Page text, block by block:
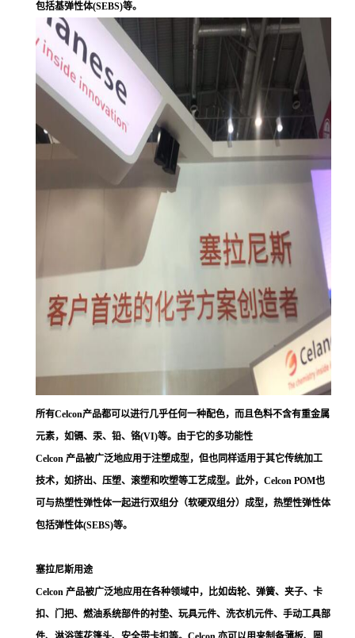
包括基弹性体(SEBS)等。
所有Celcon产品都可以进行几乎任何一种配色，而且色料不含有重金属
元素，如镉、汞、铅、铬(VI)等。由于它的多功能性
Celcon 产品被广泛地应用于注塑成型，但也同样适用于其它传统加工
技术，如挤出、压塑、滚塑和吹塑等工艺成型。此外，Celcon POM也
可与热塑性弹性体一起进行双组分（软硬双组分）成型，热塑性弹性体
包括弹性体(SEBS)等。
塞拉尼斯用途
Celcon 产品被广泛地应用在各种领域中，比如齿轮、弹簧、夹子、卡
扣、门把、燃油系统部件的衬垫、玩具元件、洗衣机元件、手动工具部